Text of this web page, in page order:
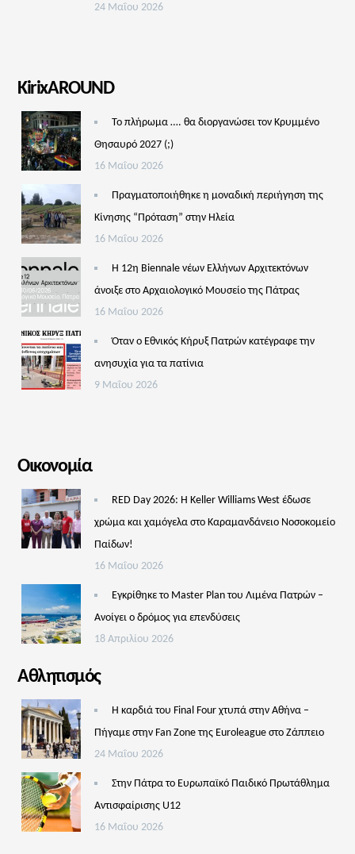
24 Μαΐου 2026
KirixAROUND
Το πλήρωμα …. θα διοργανώσει τον Κρυμμένο
Θησαυρό 2027 (;)
16 Μαΐου 2026
Πραγματοποιήθηκε η μοναδική περιήγηση της
Κίνησης “Πρόταση” στην Ηλεία
16 Μαΐου 2026
Η 12η Biennale νέων Ελλήνων Αρχιτεκτόνων
άνοιξε στο Αρχαιολογικό Μουσείο της Πάτρας
16 Μαΐου 2026
Όταν ο Εθνικός Κήρυξ Πατρών κατέγραφε την
ανησυχία για τα πατίνια
9 Μαΐου 2026
Οικονομία
RED Day 2026: Η Keller Williams West έδωσε
χρώμα και χαμόγελα στο Καραμανδάνειο Νοσοκομείο
Παίδων!
16 Μαΐου 2026
Εγκρίθηκε το Master Plan του Λιμένα Πατρών –
Aνοίγει ο δρόμος για επενδύσεις
18 Απριλίου 2026
Αθλητισμός
Η καρδιά του Final Four χτυπά στην Αθήνα –
Πήγαμε στην Fan Zone της Euroleague στο Ζάππειο
24 Μαΐου 2026
Στην Πάτρα το Ευρωπαϊκό Παιδικό Πρωτάθλημα
Αντισφαίρισης U12
16 Μαΐου 2026